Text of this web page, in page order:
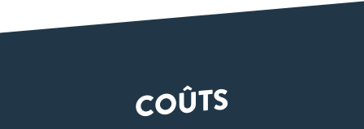
COÛTS